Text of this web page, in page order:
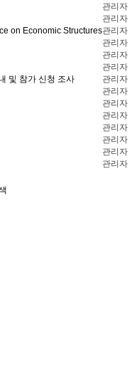
관리자
관리자
on Economic Structures관리자
관리자
관리자
관리자
및 참가 신청 조사 관리자
관리자
관리자
관리자
관리자
관리자
관리자
관리자